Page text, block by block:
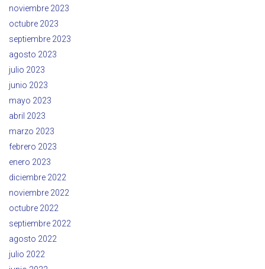
noviembre 2023
octubre 2023
septiembre 2023
agosto 2023
julio 2023
junio 2023
mayo 2023
abril 2023
marzo 2023
febrero 2023
enero 2023
diciembre 2022
noviembre 2022
octubre 2022
septiembre 2022
agosto 2022
julio 2022